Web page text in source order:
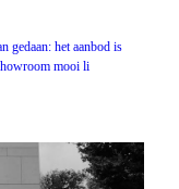
gedaan: het aanbod is
mooi li